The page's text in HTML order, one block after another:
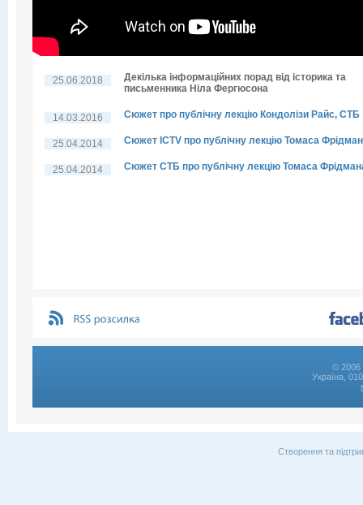
25.06.2018
Декілька інформаційних порад від історика та
письменника Ніла Фергюсона
14.03.2016 Сюжет про публічну лекцію Кондолізи Райс, СТБ
25.04.2014 Сюжет ICTV про публічну лекцію Томаса
25.04.2014 Сюжет СТБ про публічну лекцію Томаса
© 2006
Україна,
Створення та